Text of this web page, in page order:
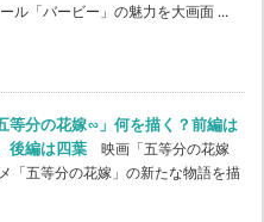
ル「バービー」の魅力を大画面 ...
等分の花嫁∽」何を描く？前編は
後編は四葉 映画「五等分の花嫁
「五等分の花嫁」の新たな物語を描